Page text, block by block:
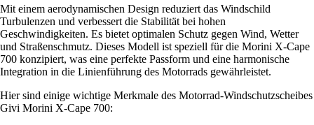
Mit einem aerodynamischen Design reduziert das Windschild
Turbulenzen und verbessert die Stabilität bei hohen
Geschwindigkeiten. Es bietet optimalen Schutz gegen Wind, Wetter
und Straßenschmutz. Dieses Modell ist speziell für die Morini X-Cape
700 konzipiert, was eine perfekte Passform und eine harmonische
Integration in die Linienführung des Motorrads gewährleistet.
Hier sind einige wichtige Merkmale des Motorrad-Windschutzscheibes
Givi Morini X-Cape 700: